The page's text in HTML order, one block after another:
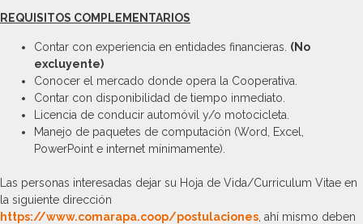
REQUISITOS COMPLEMENTARIOS
Contar con experiencia en entidades financieras. (No
excluyente)
Conocer el mercado donde opera la Cooperativa.
Contar con disponibilidad de tiempo inmediato.
Licencia de conducir automóvil y/o motocicleta.
Manejo de paquetes de computación (Word, Excel,
PowerPoint e internet mínimamente).
Las personas interesadas dejar su Hoja de Vida/Curriculum Vitae en
la siguiente dirección
https://www.comarapa.coop/postulaciones , ahí mismo deben